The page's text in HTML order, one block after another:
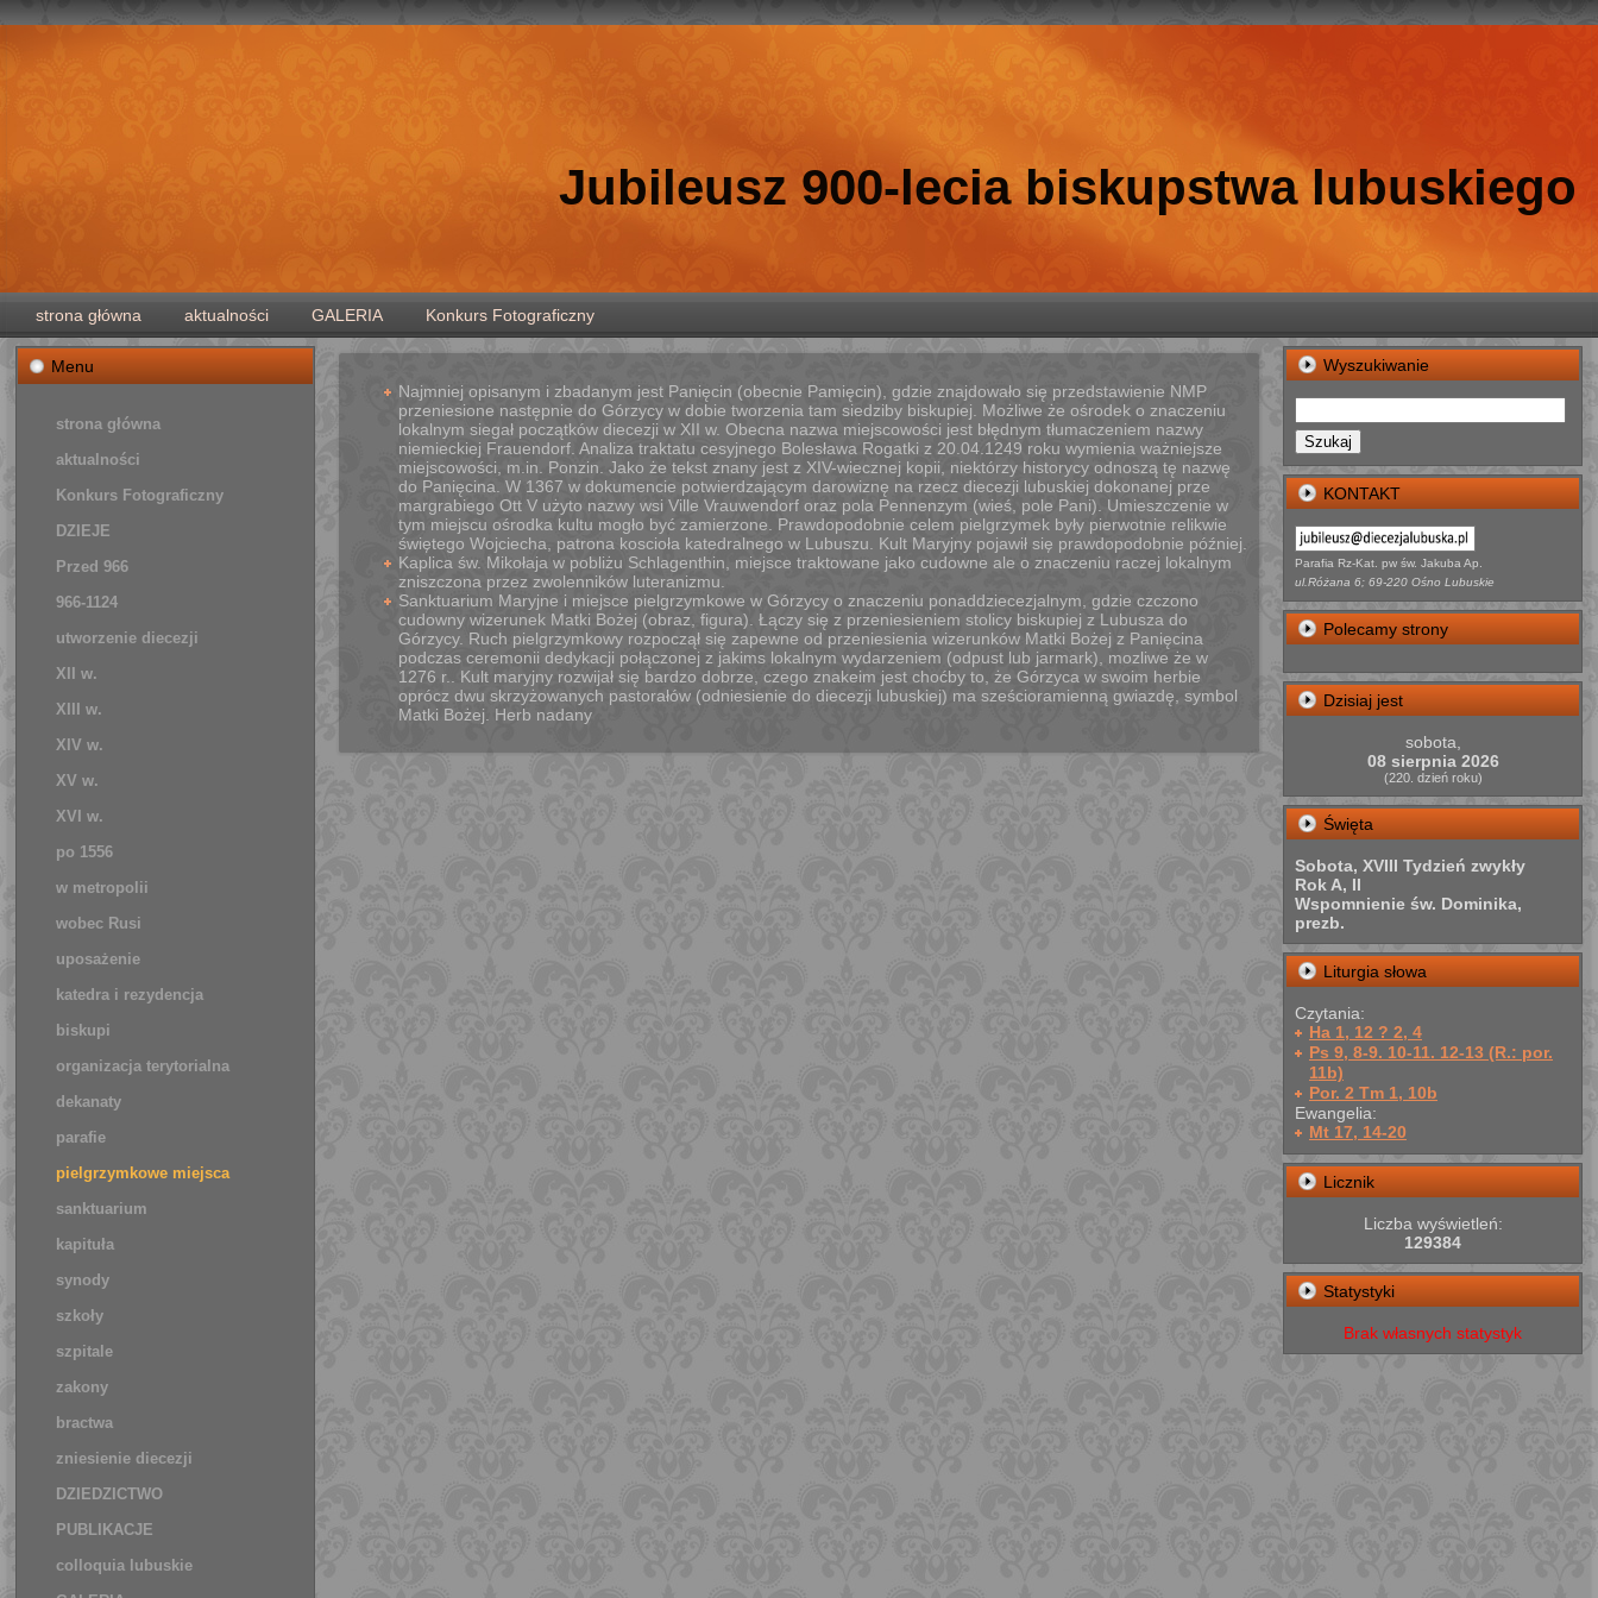
Jubileusz 900-lecia biskupstwa lubuskiego
strona główna aktualności GALERIA Konkurs Fotograficzny
Menu
strona główna
aktualności
Konkurs Fotograficzny
DZIEJE
Przed 966
966-1124
utworzenie diecezji
XII w.
XIII w.
XIV w.
XV w.
XVI w.
po 1556
w metropolii
wobec Rusi
uposażenie
katedra i rezydencja
biskupi
organizacja terytorialna
dekanaty
parafie
pielgrzymkowe miejsca
sanktuarium
kapituła
synody
szkoły
szpitale
zakony
bractwa
zniesienie diecezji
DZIEDZICTWO
PUBLIKACJE
colloquia lubuskie
Najmniej opisanym i zbadanym jest Panięcin (obecnie Pamięcin), gdzie znajdowało się przedstawienie NMP
przeniesione następnie do Górzycy w dobie tworzenia tam siedziby biskupiej. Możliwe że ośrodek o znaczeniu
lokalnym siegał początków diecezji w XII w. Obecna nazwa miejscowości jest błędnym tłumaczeniem nazwy
niemieckiej Frauendorf. Analiza traktatu cesyjnego Bolesława Rogatki z 20.04.1249 roku wymienia ważniejsze
miejscowości, m.in. Ponzin. Jako że tekst znany jest z XIV-wiecznej kopii, niektórzy historycy odnoszą tę nazwę
do Panięcina. W 1367 w dokumencie potwierdzającym darowiznę na rzecz diecezji lubuskiej dokonanej prze
margrabiego Ott V użyto nazwy wsi Ville Vrauwendorf oraz pola Pennenzym (wieś, pole Pani). Umieszczenie w
tym miejscu ośrodka kultu mogło być zamierzone. Prawdopodobnie celem pielgrzymek były pierwotnie relikwie
świętego Wojciecha, patrona koscioła katedralnego w Lubuszu. Kult Maryjny pojawił się prawdopodobnie później.
Kaplica św. Mikołaja w pobliżu Schlagenthin, miejsce traktowane jako cudowne ale o znaczeniu raczej lokalnym
zniszczona przez zwolenników luteranizmu.
Sanktuarium Maryjne i miejsce pielgrzymkowe w Górzycy o znaczeniu ponaddziecezjalnym, gdzie czczono
cudowny wizerunek Matki Bożej (obraz, figura). Łączy się z przeniesieniem stolicy biskupiej z Lubusza do
Górzycy. Ruch pielgrzymkowy rozpoczął się zapewne od przeniesienia wizerunków Matki Bożej z Panięcina
podczas ceremonii dedykacji połączonej z jakims lokalnym wydarzeniem (odpust lub jarmark), mozliwe że w
1276 r.. Kult maryjny rozwijał się bardzo dobrze, czego znakeim jest choćby to, że Górzyca w swoim herbie
oprócz dwu skrzyżowanych pastorałów (odniesienie do diecezji lubuskiej) ma sześcioramienną gwiazdę, symbol
Matki Bożej. Herb nadany
Wyszukiwanie
Szukaj
KONTAKT
Parafia Rz-Kat. pw św. Jakuba Ap.
ul.Różana 6; 69-220 Ośno Lubuskie
Polecamy strony
Dzisiaj jest
sobota,
08 sierpnia 2026
(220. dzień roku)
Święta
Sobota, XVIII Tydzień zwykły
Rok A, II
Wspomnienie św. Dominika,
prezb.
Liturgia słowa
Czytania:
Ha 1, 12 ? 2, 4
Ps 9, 8-9. 10-11. 12-13 (R.: por.
11b)
Por. 2 Tm 1, 10b
Ewangelia:
Mt 17, 14-20
Licznik
Liczba wyświetleń:
129384
Statystyki
Brak własnych statystyk